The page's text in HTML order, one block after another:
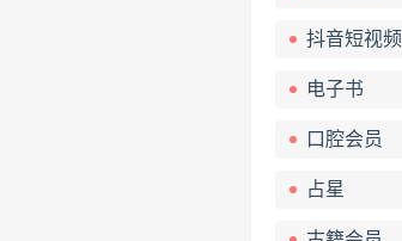
抖音短视频
电子书
口腔会员
占星